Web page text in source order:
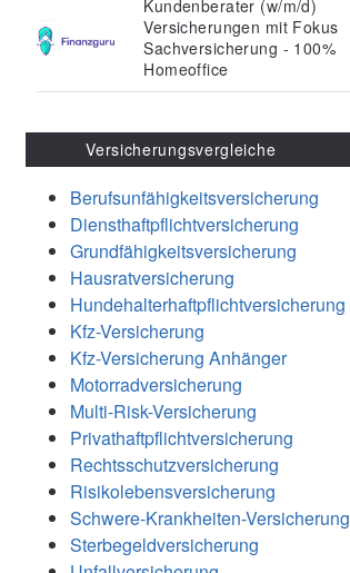
Kundenberater (w/m/d)
Versicherungen mit Fokus
Sachversicherung - 100%
Homeoffice
Versicherungsvergleiche
Berufsunfähigkeitsversicherung
Diensthaftpflichtversicherung
Grundfähigkeitsversicherung
Hausratversicherung
Hundehalterhaftpflichtversicherung
Kfz-Versicherung
Kfz-Versicherung Anhänger
Motorradversicherung
Multi-Risk-Versicherung
Privathaftpflichtversicherung
Rechtsschutzversicherung
Risikolebensversicherung
Schwere-Krankheiten-Versicherung
Sterbegeldversicherung